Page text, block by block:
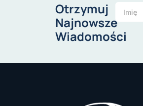
Otrzymuj
Najnowsze
Wiadomości